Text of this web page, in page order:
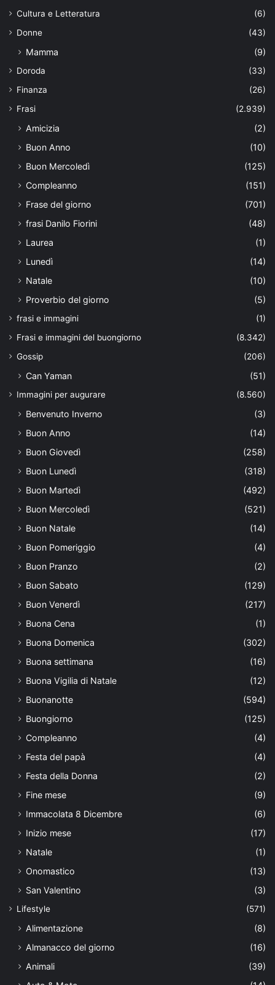
Cultura e Letteratura
(6)
Donne
(43)
Mamma (9)
Doroda
(33)
Finanza
(26)
Frasi
(2.939)
Amicizia
(2)
Buon Anno
(10)
Buon Mercoledì
(125)
Compleanno
(151)
Frase del giorno
(701)
frasi Danilo Fiorini
(48)
Laurea
(1)
Lunedì
(14)
Natale
(10)
Proverbio del giorno
(5)
frasi e immagini
(1)
Frasi e immagini del buongiorno
(8.342)
Gossip
(206)
Can Yaman (51)
Immagini per augurare (8.560)
Benvenuto Inverno
(3)
Buon Anno
(14)
Buon Giovedì
(258)
Buon Lunedì
(318)
Buon Martedì
(492)
Buon Mercoledì
(521)
Buon Natale
(14)
Buon Pomeriggio
(4)
Buon Pranzo
(2)
Buon Sabato
(129)
Buon Venerdì
(217)
Buona Cena
(1)
Buona Domenica
(302)
Buona settimana
(16)
Buona Vigilia di Natale
(12)
Buonanotte
(594)
Buongiorno
(125)
Compleanno
(4)
Festa del papà
(4)
Festa della Donna
(2)
Fine mese
(9)
Immacolata 8 Dicembre
(6)
Inizio mese
(17)
Natale
(1)
Onomastico
(13)
San Valentino
(3)
Lifestyle (571)
Alimentazione
(8)
Almanacco del giorno
(16)
Animali
(39)